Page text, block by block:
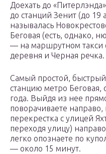
Доехать до
до станций Зенит (до 19
называлась
Беговая (есть, однако,
— на маршрутном такси
деревня и Черная речка.
Самый простой,
станцию метро Беговая,
года. Выйдя из нее
поворачиваете
перекрестка с улицей
переходя улицу)
легко опознаете по
— около 15 минут.